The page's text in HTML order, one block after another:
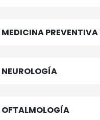
PREVENTIVA